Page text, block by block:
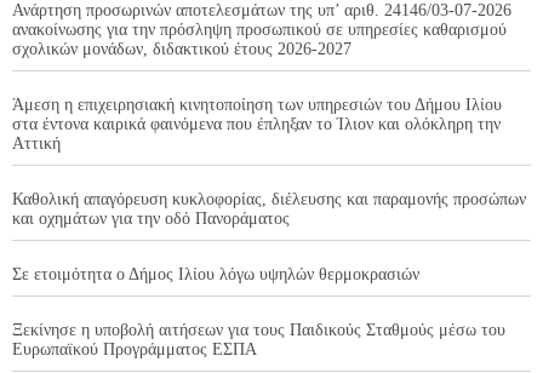
Ανάρτηση προσωρινών αποτελεσμάτων της υπ’ αριθ. 24146/03-07-2026
ανακοίνωσης για την πρόσληψη προσωπικού σε υπηρεσίες καθαρισμού
σχολικών μονάδων, διδακτικού έτους 2026-2027
Άμεση η επιχειρησιακή κινητοποίηση των υπηρεσιών του Δήμου Ιλίου
στα έντονα καιρικά φαινόμενα που έπληξαν το Ίλιον και ολόκληρη την
Αττική
Καθολική απαγόρευση κυκλοφορίας, διέλευσης και παραμονής προσώπων
και οχημάτων για την οδό Πανοράματος
Σε ετοιμότητα ο Δήμος Ιλίου λόγω υψηλών θερμοκρασιών
Ξεκίνησε η υποβολή αιτήσεων για τους Παιδικούς Σταθμούς μέσω του
Ευρωπαϊκού Προγράμματος ΕΣΠΑ